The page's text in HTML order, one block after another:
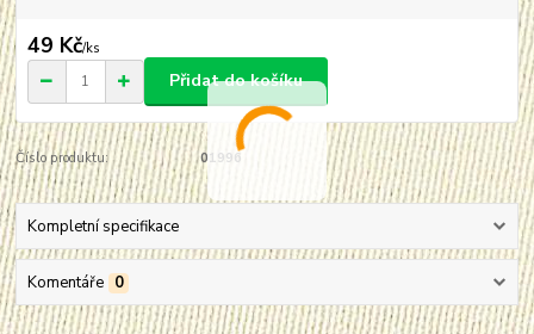
49 Kč/ks
Přidat do košíku
Číslo produktu: 01996
Kompletní specifikace
Komentáře 0